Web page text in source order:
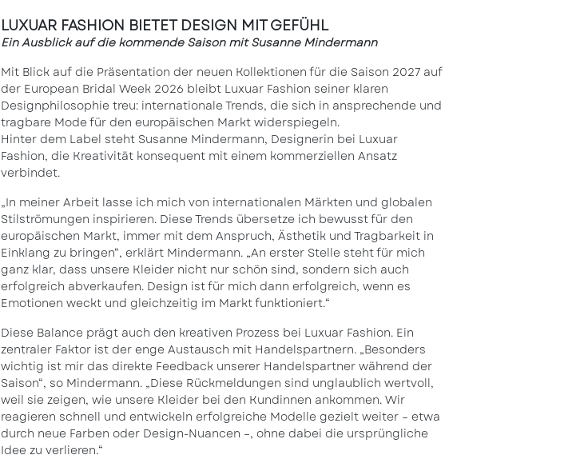
LUXUAR FASHION BIETET DESIGN MIT GEFÜHL
Ein Ausblick auf die kommende Saison mit Susanne Mindermann
Mit Blick auf die Präsentation der neuen Kollektionen für die Saison 2027 auf
der European Bridal Week 2026 bleibt Luxuar Fashion seiner klaren
Designphilosophie treu: internationale Trends, die sich in ansprechende und
tragbare Mode für den europäischen Markt widerspiegeln.
Hinter dem Label steht Susanne Mindermann, Designerin bei Luxuar
Fashion, die Kreativität konsequent mit einem kommerziellen Ansatz
verbindet.
„In meiner Arbeit lasse ich mich von internationalen Märkten und globalen
Stilströmungen inspirieren. Diese Trends übersetze ich bewusst für den
europäischen Markt, immer mit dem Anspruch, Ästhetik und Tragbarkeit in
Einklang zu bringen“, erklärt Mindermann. „An erster Stelle steht für mich
ganz klar, dass unsere Kleider nicht nur schön sind, sondern sich auch
erfolgreich abverkaufen. Design ist für mich dann erfolgreich, wenn es
Emotionen weckt und gleichzeitig im Markt funktioniert.“
Diese Balance prägt auch den kreativen Prozess bei Luxuar Fashion. Ein
zentraler Faktor ist der enge Austausch mit Handelspartnern. „Besonders
wichtig ist mir das direkte Feedback unserer Handelspartner während der
Saison“, so Mindermann. „Diese Rückmeldungen sind unglaublich wertvoll,
weil sie zeigen, wie unsere Kleider bei den Kundinnen ankommen. Wir
reagieren schnell und entwickeln erfolgreiche Modelle gezielt weiter – etwa
durch neue Farben oder Design-Nuancen –, ohne dabei die ursprüngliche
Idee zu verlieren.“